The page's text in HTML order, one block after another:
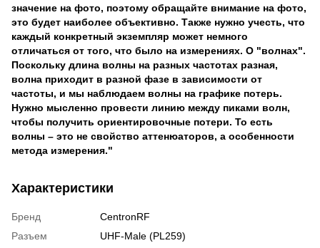
значение на фото, поэтому обращайте внимание на фото,
это будет наиболее объективно. Также нужно учесть, что
каждый конкретный экземпляр может немного
отличаться от того, что было на измерениях. О "волнах".
Поскольку длина волны на разных частотах разная,
волна приходит в разной фазе в зависимости от
частоты, и мы наблюдаем волны на графике потерь.
Нужно мысленно провести линию между пиками волн,
чтобы получить ориентировочные потери. То есть
волны – это не свойство аттенюаторов, а особенности
метода измерения."
Характеристики
Бренд
CentronRF
Разъем
UHF-Male (PL259)